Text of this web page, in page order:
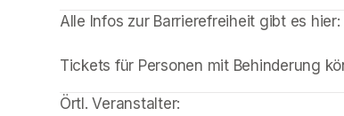
(opens in a new tab)
(opens in a new tab)
(opens in a new tab)
(opens in a new tab)
(opens in a new tab)
(opens in a new tab)
(opens in a new tab)
Alle Infos zur Barrierefreiheit gibt es hier:
Tickets für Personen mit Behinderung
Örtl. Veranstalter: